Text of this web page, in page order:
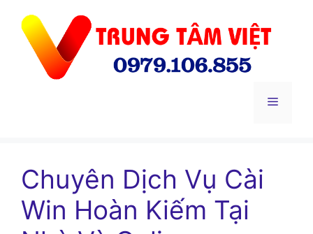
Menu
Chuyên Dịch Vụ Cài
Win Hoàn Kiếm Tại